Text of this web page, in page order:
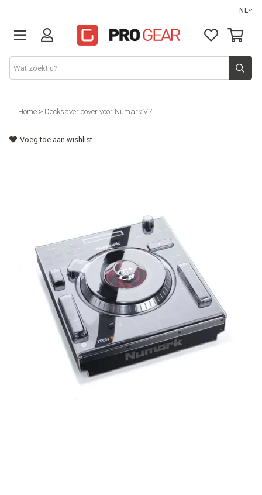
NL
DJ gear
Lights & effects
Montage
B-stock
Black Box
Home > Decksaver cover voor Numark V7
Voeg toe aan wishlist